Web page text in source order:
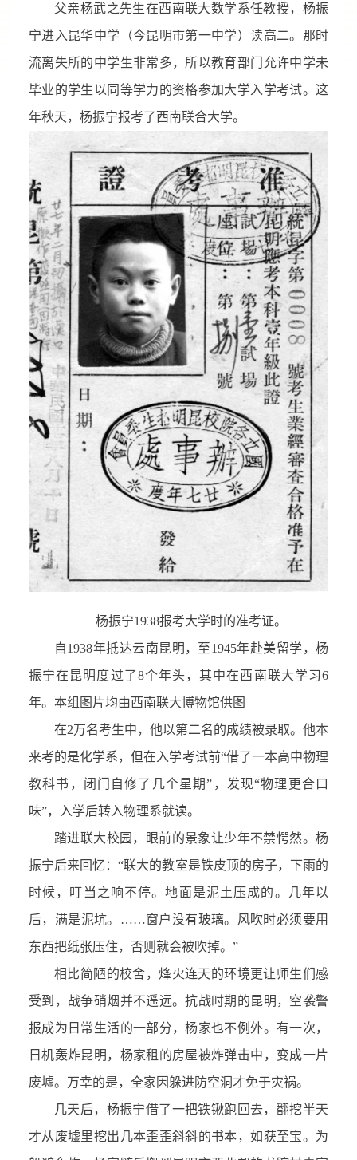
父亲杨武之先生在西南联大数学系任教授，杨振
宁进入昆华中学（今昆明市第一中学）读高二。那时
流离失所的中学生非常多，所以教育部门允许中学未
毕业的学生以同等学力的资格参加大学入学考试。这
年秋天，杨振宁报考了西南联合大学。
杨振宁1938报考大学时的准考证。
自1938年抵达云南昆明，至1945年赴美留学，杨
振宁在昆明度过了8个年头，其中在西南联大学习6
年。本组图片均由西南联大博物馆供图
在2万名考生中，他以第二名的成绩被录取。他本
来考的是化学系，但在入学考试前“借了一本高中物理
教科书，闭门自修了几个星期”，发现“物理更合口
味”，入学后转入物理系就读。
踏进联大校园，眼前的景象让少年不禁愕然。杨
振宁后来回忆：“联大的教室是铁皮顶的房子，下雨的
时候，叮当之响不停。地面是泥土压成的。几年以
后，满是泥坑。……窗户没有玻璃。风吹时必须要用
东西把纸张压住，否则就会被吹掉。”
相比简陋的校舍，烽火连天的环境更让师生们感
受到，战争硝烟并不遥远。抗战时期的昆明，空袭警
报成为日常生活的一部分，杨家也不例外。有一次，
日机轰炸昆明，杨家租的房屋被炸弹击中，变成一片
废墟。万幸的是，全家因躲进防空洞才免于灾祸。
几天后，杨振宁借了一把铁锹跑回去，翻挖半天
才从废墟里挖出几本歪歪斜斜的书本，如获至宝。为